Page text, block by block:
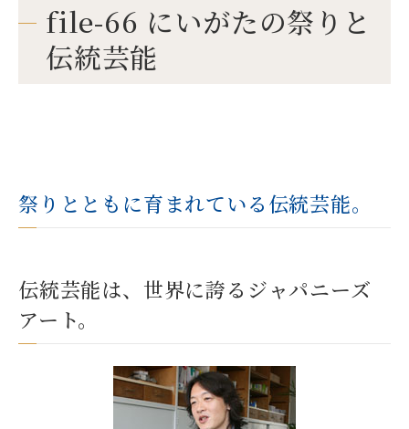
file-66 にいがたの祭りと
伝統芸能
祭りとともに育まれている伝統芸能。
伝統芸能は、世界に誇るジャパニーズ
アート。